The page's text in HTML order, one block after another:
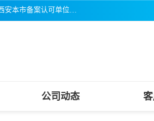
三亚市吉奥普建设工程质量检测有限公司陕西分公司是一家专业从事建筑主体结构检测鉴定的第三方机构，本公司经陕西省和西安本市备案认可单位，公司各项检测仪器设备齐全，检测人员经过严格训练，熟练掌握各项仪器设备的操作及维护工作，检测人员全部取得了资格证书，以保证质量管理体系的有效运行， 保证检测工作的公正性、科学性和准确性，更好地为社会服务。
公司动态